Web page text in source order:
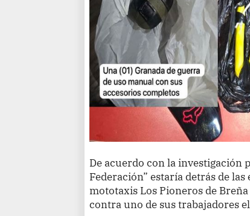
De acuerdo con la investigación
Federación” estaría detrás de
mototaxis Los Pioneros de
contra uno de sus trabajadores